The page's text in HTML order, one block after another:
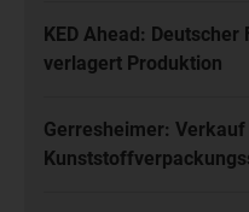
KED Ahead:
verlagert Produktion
Gerresheimer: Verkauf